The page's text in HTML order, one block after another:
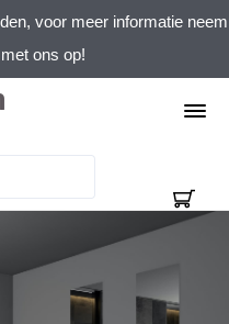
voor meer informatie neem
ons op!